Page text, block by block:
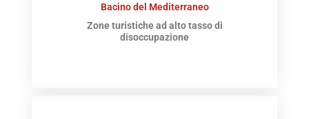
Bacino del Mediterraneo
Zone turistiche ad alto tasso di
disoccupazione